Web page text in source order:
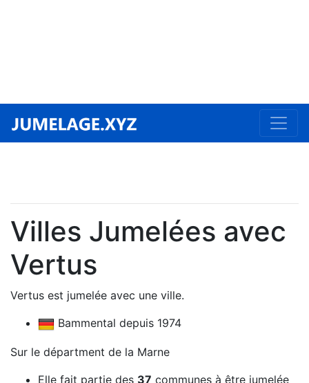
Villes Jumelées avec
Vertus
Vertus est jumelée avec une ville.
Bammental depuis 1974
Sur le départment de la Marne
Elle fait partie des 37 communes à être jumelée